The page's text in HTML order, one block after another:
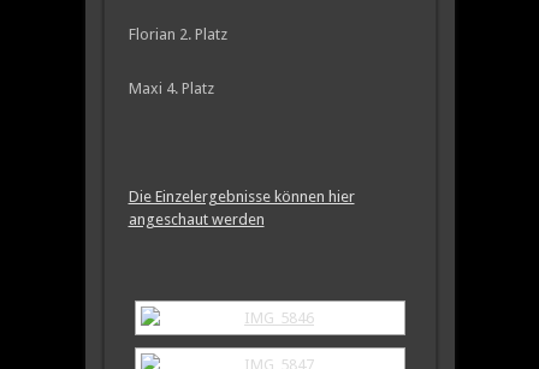
Florian 2. Platz
Maxi 4. Platz
Die Einzelergebnisse können hier
angeschaut werden